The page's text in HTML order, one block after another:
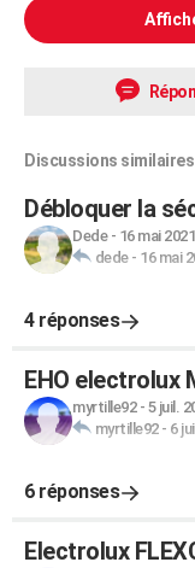
Discussions similaires
Débloquer la
Dede- 16 mai
dede- 16 mai
4 réponses
EHO electrolux
myrtille92- 5 juil.
myrtille92- 6
6 réponses
Electrolux